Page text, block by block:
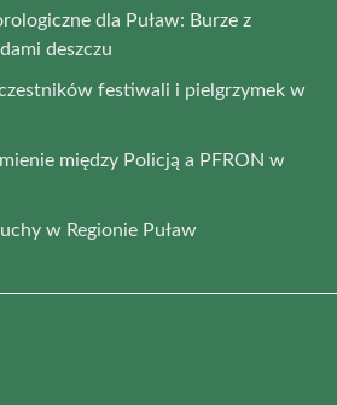
dla Puław: Burze z
deszczu
festiwali i pielgrzymek w
między Policją a PFRON w
w Regionie Puław